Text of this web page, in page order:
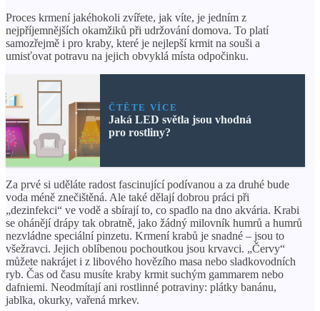
Proces krmení jakéhokoli zvířete, jak víte, je jedním z
nejpříjemnějších okamžiků při udržování domova. To platí
samozřejmě i pro kraby, které je nejlepší krmit na souši a
umisťovat potravu na jejich obvyklá místa odpočinku.
ČTĚTE VÍCE
Jaká LED světla jsou vhodná
pro rostliny?
Za prvé si uděláte radost fascinující podívanou a za druhé bude
voda méně znečištěná. Ale také dělají dobrou práci při
„dezinfekci“ ve vodě a sbírají to, co spadlo na dno akvária. Krabi
se ohánějí drápy tak obratně, jako žádný milovník humrů a humrů
nezvládne speciální pinzetu. Krmení krabů je snadné – jsou to
všežravci. Jejich oblíbenou pochoutkou jsou krvavci. „Červy“
můžete nakrájet i z libového hovězího masa nebo sladkovodních
ryb. Čas od času musíte kraby krmit suchým gammarem nebo
dafniemi. Neodmítají ani rostlinné potraviny: plátky banánu,
jablka, okurky, vařená mrkev.